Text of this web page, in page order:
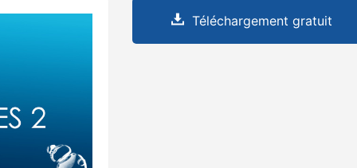
Téléchargement gratuit